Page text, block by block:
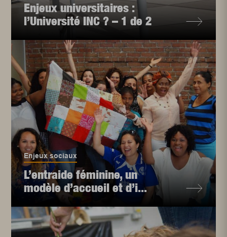
Enjeux universitaires :
l’Université INC ? – 1 de 2
Enjeux sociaux
L’entraide féminine, un
modèle d’accueil et d’i...